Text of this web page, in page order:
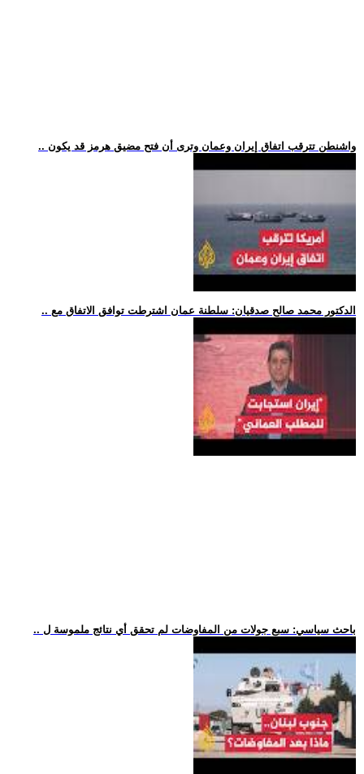
.. واشنطن تترقب اتفاق إيران وعمان وترى أن فتح مضيق هرمز قد يكون
.. الدكتور محمد صالح صدقيان: سلطنة عمان اشترطت توافق الاتفاق مع
.. باحث سياسي: سبع جولات من المفاوضات لم تحقق أي نتائج ملموسة ل